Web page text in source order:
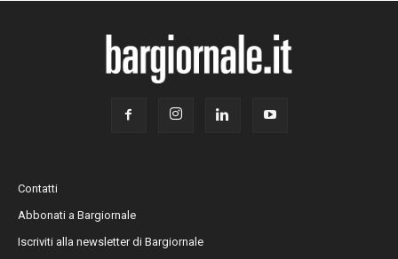
Contatti
Abbonati a Bargiornale
Iscriviti alla newsletter di Bargiornale